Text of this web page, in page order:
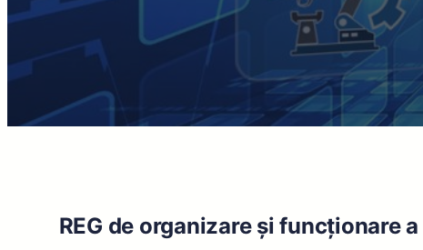
REG de organizare și funcționare